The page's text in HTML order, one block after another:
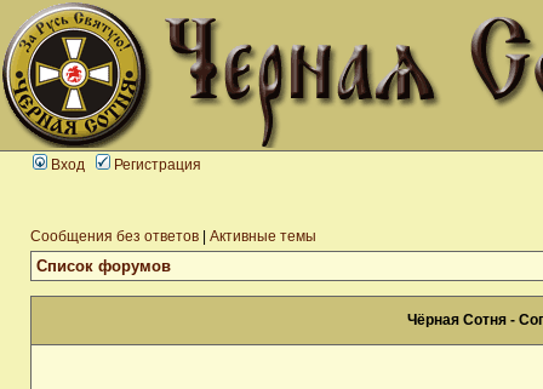
Вход Регистрация
Сообщения без ответов Активные темы
Список форумов
Чёрная Сотня -